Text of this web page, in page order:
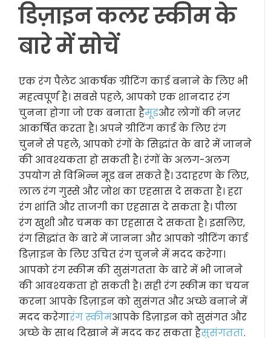
डिज़ाइन कलर स्कीम के
बारे में सोचें
एक रंग पैलेट आकर्षक ग्रीटिंग कार्ड बनाने के लिए भी
महत्वपूर्ण है। सबसे पहले, आपको एक शानदार रंग
चुनना होगा जो एक बनाता हैमूडऔर लोगों की नज़र
आकर्षित करता है। अपने ग्रीटिंग कार्ड के लिए रंग
चुनने से पहले, आपको रंगों के सिद्धांत के बारे में जानने
की आवश्यकता हो सकती है। रंगों के अलग-अलग
उपयोग से विभिन्न मूड बन सकते हैं। उदाहरण के लिए,
लाल रंग गुस्से और जोश का एहसास दे सकता है। हरा
रंग शांति और ताजगी का एहसास दे सकता है। पीला
रंग खुशी और चमक का एहसास दे सकता है। इसलिए,
रंग सिद्धांत के बारे में जानना और आपको ग्रीटिंग कार्ड
डिज़ाइन के लिए उचित रंग चुनने में मदद करेगा।
आपको रंग स्कीम की सुसंगतता के बारे में भी जानने
की आवश्यकता हो सकती है। सही रंग स्कीम का चयन
करना आपके डिज़ाइन को सुसंगत और अच्छे बनाने में
मदद करेगारंग स्कीमआपके डिज़ाइन को सुसंगत और
अच्छे के साथ दिखाने में मदद कर सकता हैसुसंगतता.